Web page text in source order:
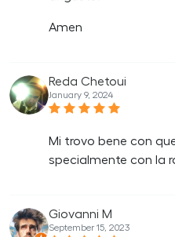
Amen
Reda Chetoui
January 9, 2024
Mi trovo bene con
specialmente con la
Giovanni M
September 15, 2023